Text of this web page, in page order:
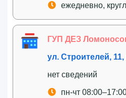
ежедневно,
ГУП ДЕЗ
ул. Строителей,
нет сведений
пн-чт